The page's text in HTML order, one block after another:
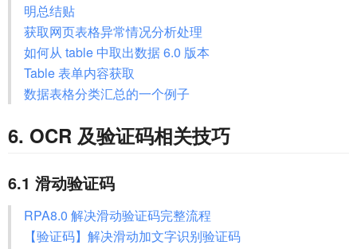
明总结贴
获取网页表格异常情况分析处理
如何从 table 中取出数据 6.0 版本
Table 表单内容获取
数据表格分类汇总的一个例子
6. OCR 及验证码相关技巧
6.1 滑动验证码
RPA8.0 解决滑动验证码完整流程
【验证码】解决滑动加文字识别验证码